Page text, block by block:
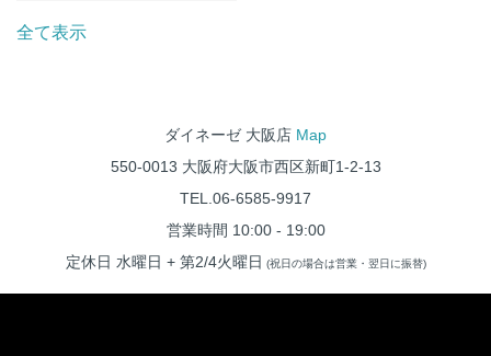
全て表示
ダイネーゼ 大阪店 Map
550-0013 大阪府大阪市西区新町1-2-13
TEL.06-6585-9917
営業時間 10:00 - 19:00
定休日 水曜日 + 第2/4火曜日 (祝日の場合は営業・翌日に振替)